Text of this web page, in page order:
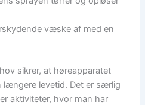
væske af med en
sikrer, at høreapparatet
længere levetid. Det er særlig
aktiviteter, hvor man har